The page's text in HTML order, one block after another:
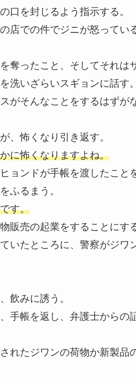
口を封じるよう指示する。
店での件でジニが怒ってい
奪ったこと、そしてそれは
洗いざらいスギョンに話す。
がそんなことをするはずが
、怖くなり引き返す。
に怖くなりますよね。
ョンドが手帳を渡したこと
ふるまう。
す。
販売の起業をすることにす
いたところに、警察がジワ
飲みに誘う。
手帳を返し、弁護士からの
れたジワンの荷物か新製品